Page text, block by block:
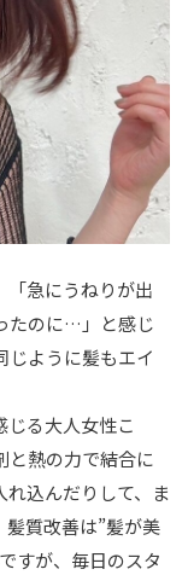
コラソン）
テン)
「急にうねりが出
たのに…」と感じ
じように髪もエイ
じる大人女性こ
と熱の力で結合に
れ込んだりして、ま
髪質改善は”髪が美
すが、毎日のスタ